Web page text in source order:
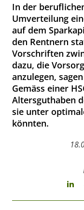
In der
Umverteilung
auf dem
den Rentnern
Vorschriften
dazu, die
anzulegen,
Gemäss einer
Altersguthaben
sie unter
könnten.